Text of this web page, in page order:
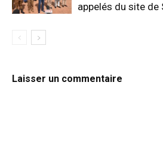
appelés du site de
Laisser un commentaire